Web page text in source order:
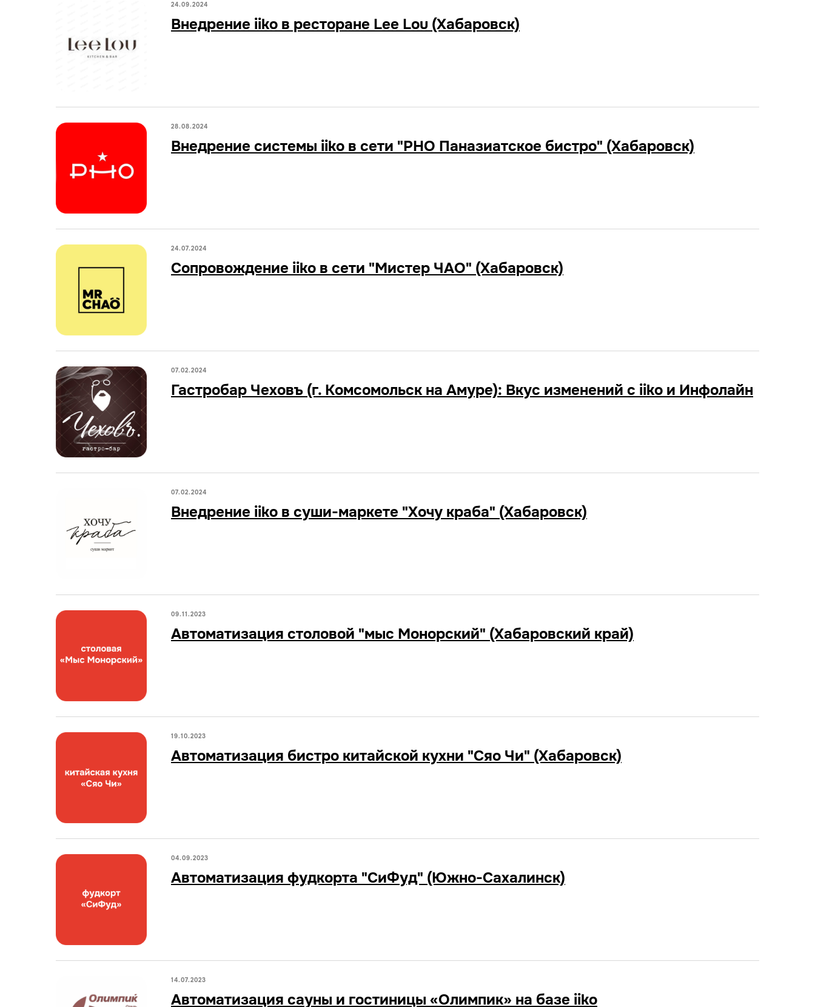
24.09.2024
Внедрение iiko в ресторане Lee Lou (Хабаровск)
28.08.2024
Внедрение системы iiko в сети "PHO ​Паназиатское бистро" (Хабаровск)
24.07.2024
Сопровождение iiko в сети "Мистер ЧАО" (Хабаровск)
07.02.2024
Гастробар Чеховъ (г. Комсомольск на Амуре): Вкус изменений с iiko и Инфолайн
07.02.2024
Внедрение iiko в суши-маркете "Хочу краба" (Хабаровск)
09.11.2023
Автоматизация столовой "мыс Монорский" (Хабаровский край)
19.10.2023
Автоматизация бистро китайской кухни "Сяо Чи" (Хабаровск)
04.09.2023
Автоматизация фудкорта "СиФуд" (Южно-Сахалинск)
14.07.2023
Автоматизация сауны и гостиницы «Олимпик» на базе iiko